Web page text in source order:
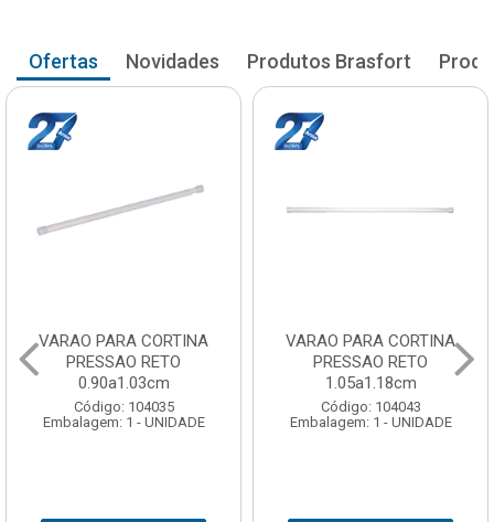
Ofertas Novidades Produtos Brasfort
VARAO PARA CORTINA
PRESSAO RETO
0.90a1.03cm
Código: 104035
Embalagem: 1 - UNIDADE
VARAO PARA CORTINA
PRESSAO RETO
1.05a1.18cm
Código: 104043
Embalagem: 1 - UNIDADE